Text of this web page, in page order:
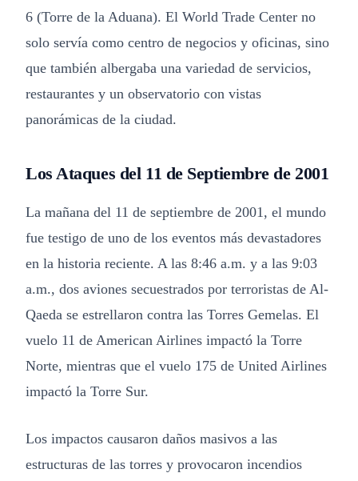
6 (Torre de la Aduana). El World Trade Center no
solo servía como centro de negocios y oficinas, sino
que también albergaba una variedad de servicios,
restaurantes y un observatorio con vistas
panorámicas de la ciudad.
Los Ataques del 11 de Septiembre de 2001
La mañana del 11 de septiembre de 2001, el mundo
fue testigo de uno de los eventos más devastadores
en la historia reciente. A las 8:46 a.m. y a las 9:03
a.m., dos aviones secuestrados por terroristas de Al-
Qaeda se estrellaron contra las Torres Gemelas. El
vuelo 11 de American Airlines impactó la Torre
Norte, mientras que el vuelo 175 de United Airlines
impactó la Torre Sur.
Los impactos causaron daños masivos a las
estructuras de las torres y provocaron incendios